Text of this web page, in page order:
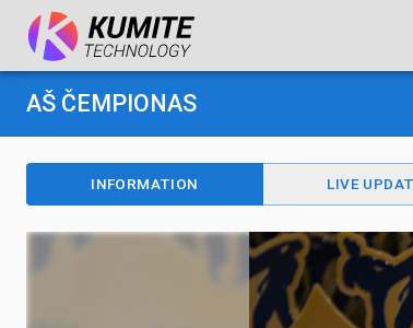
AŠ ČEMPIONAS
INFORMATION LIVE